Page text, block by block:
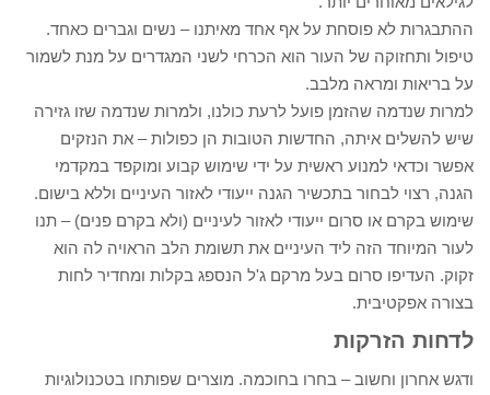
ההתבגרות לא פוסחת על אף אחד מאיתנו – נשים וגברים כאחד.
טיפול ותחזוקה של העור הוא הכרחי לשני המגדרים על מנת לשמור
על בריאות ומראה מלבב.
למרות שנדמה שהזמן פועל לרעת כולנו, ולמרות שנדמה שזו גזירה
שיש להשלים איתה, החדשות הטובות הן כפולות – את הנזקים
אפשר וכדאי למנוע ראשית על ידי שימוש קבוע ומוקפד במקדמי
הגנה, רצוי לבחור בתכשיר הגנה ייעודי לאזור העיניים וללא בישום.
שימוש בקרם או סרום ייעודי לאזור לעיניים (ולא בקרם פנים) – תנו
לעור המיוחד הזה ליד העיניים את תשומת הלב הראויה לה הוא
זקוק. העדיפו סרום בעל מרקם ג'ל הנספג בקלות ומחדיר לחות
בצורה אפקטיבית.
לדחות הזרקות
ודגש אחרון וחשוב – בחרו בחוכמה. מוצרים שפותחו בטכנולוגיות